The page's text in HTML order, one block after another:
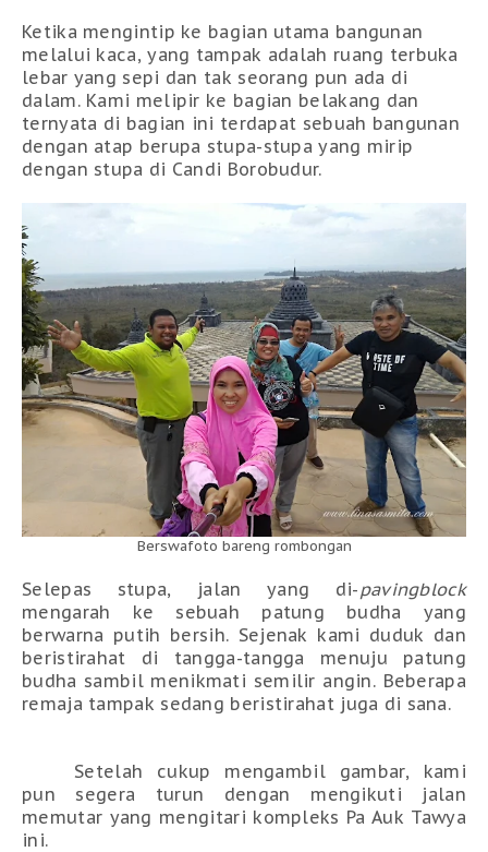
Ketika mengintip ke bagian utama bangunan
melalui kaca, yang tampak adalah ruang terbuka
lebar yang sepi dan tak seorang pun ada di
dalam. Kami melipir ke bagian belakang dan
ternyata di bagian ini terdapat sebuah bangunan
dengan atap berupa stupa-stupa yang mirip
dengan stupa di Candi Borobudur.
Berswafoto bareng rombongan
Selepas stupa, jalan yang di-pavingblock
mengarah ke sebuah patung budha yang
berwarna putih bersih. Sejenak kami duduk dan
beristirahat di tangga-tangga menuju patung
budha sambil menikmati semilir angin. Beberapa
remaja tampak sedang beristirahat juga di sana.
Setelah cukup mengambil gambar, kami
pun segera turun dengan mengikuti jalan
memutar yang mengitari kompleks Pa Auk Tawya
ini.